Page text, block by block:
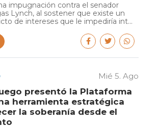
impugnación contra el senador
Lynch, al sostener que existe un
de intereses que le impediría int...
Mié 5. Ago
presentó la Plataforma
herramienta estratégica
la soberanía desde el